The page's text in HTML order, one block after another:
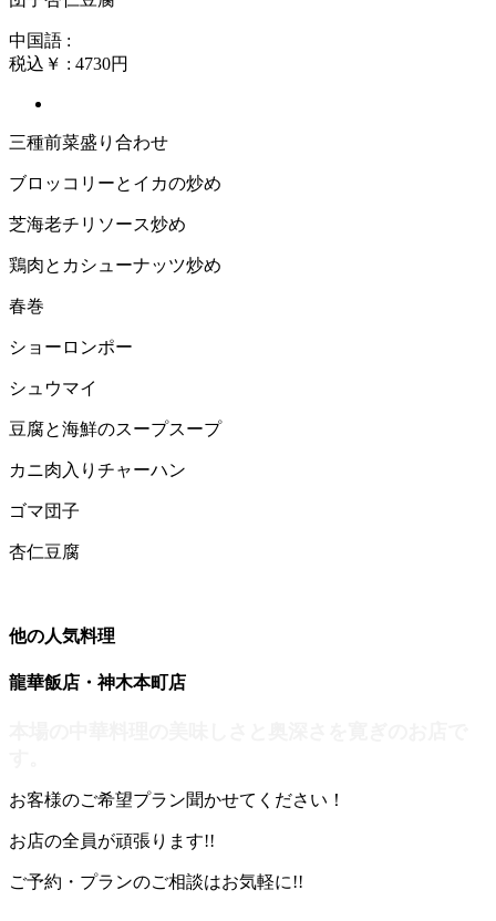
中国語 :
税込￥ : 4730円
三種前菜盛り合わせ
ブロッコリーとイカの炒め
芝海老チリソース炒め
鶏肉とカシューナッツ炒め
春巻
ショーロンポー
シュウマイ
豆腐と海鮮のスープスープ
カニ肉入りチャーハン
ゴマ団子
杏仁豆腐
他の人気料理
龍華飯店・神木本町店
お客様のご希望プラン聞かせてください！
お店の全員が頑張ります!!
ご予約・プランのご相談はお気軽に!!